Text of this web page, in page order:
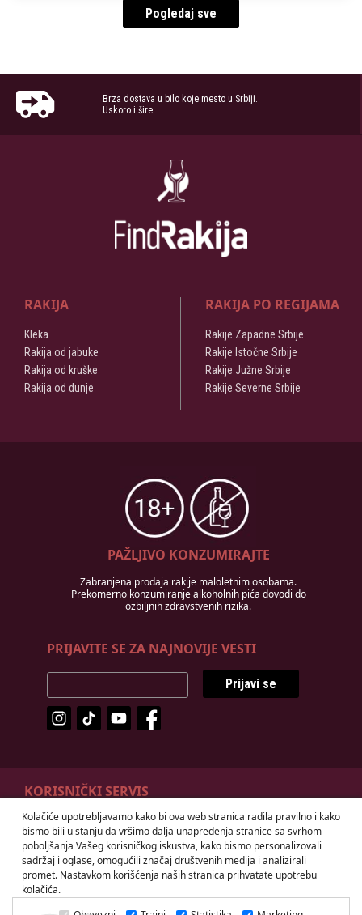
Pogledaj sve
Brza dostava u bilo koje mesto u Srbiji.
Uskoro i šire.
RAKIJA
Kleka
Rakija od jabuke
Rakija od kruške
Rakija od dunje
RAKIJA PO REGIJAMA
Rakije Zapadne Srbije
Rakije Istočne Srbije
Rakije Južne Srbije
Rakije Severne Srbije
PAŽLJIVO KONZUMIRAJTE
Zabranjena prodaja rakije maloletnim osobama.
Prekomerno konzumiranje alkoholnih pića dovodi do
ozbiljnih zdravstvenih rizika.
PRIJAVITE SE ZA NAJNOVIJE VESTI
Prijavi se
KORISNIČKI SERVIS
Odustanak od ugovora
Načini plaćanja
Isporuka
Prava i obaveze potrošača
Uslovi korišćenja
Kolačiće upotrebljavamo kako bi ova web stranica radila pravilno i kako
bismo bili u stanju da vršimo dalja unapređenja stranice sa svrhom
poboljšanja Vašeg korisničkog iskustva, kako bismo personalizovali
sadržaj i oglase, omogućili značaj društvenih medija i analizirali
promet. Nastavkom korišćenja naših stranica prihvatate upotrebu
kolačića.